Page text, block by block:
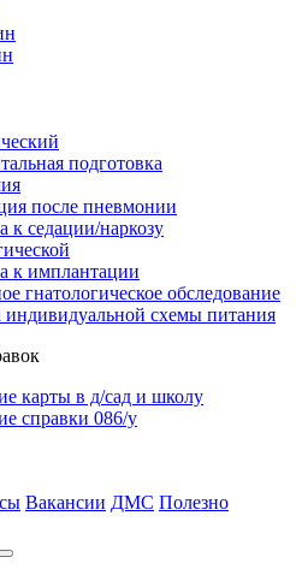
подготовка
после пневмонии
к седации/наркозу
к имплантации
гнатологическое обследование
индивидуальной схемы питания
карты в д/сад и школу
справки 086/у
Вакансии ДМС Полезно